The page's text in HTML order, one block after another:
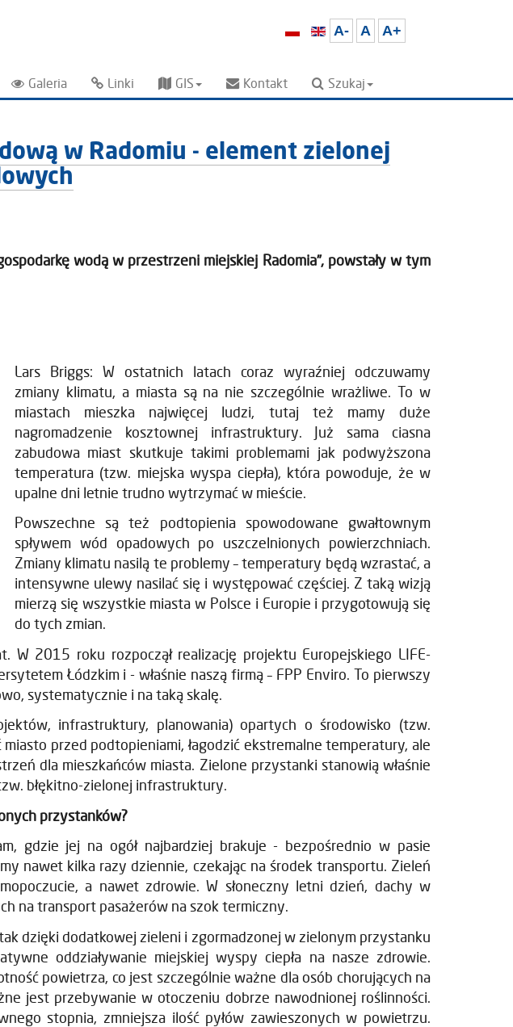
A- A A+
Galeria Linki GIS Kontakt Szukaj
w Radomiu - element zielonej
wodą w przestrzeni miejskiej Radomia”, powstały w tym
Lars Briggs: W ostatnich latach coraz wyraźniej odczuwamy
zmiany klimatu, a miasta są na nie szczególnie wrażliwe. To w
miastach mieszka najwięcej ludzi, tutaj też mamy duże
nagromadzenie kosztownej infrastruktury. Już sama ciasna
zabudowa miast skutkuje takimi problemami jak podwyższona
temperatura (tzw. miejska wyspa ciepła), która powoduje, że w
upalne dni letnie trudno wytrzymać w mieście.
Powszechne są też podtopienia spowodowane gwałtownym
spływem wód opadowych po uszczelnionych powierzchniach.
Zmiany klimatu nasilą te problemy – temperatury będą wzrastać, a
intensywne ulewy nasilać się i występować częściej. Z taką wizją
mierzą się wszystkie miasta w Polsce i Europie i przygotowują się
do tych zmian.
2015 roku rozpoczął realizację projektu Europejskiego LIFE-
Łódzkim i - właśnie naszą firmą – FPP Enviro. To pierwszy
systematycznie i na taką skalę.
infrastruktury, planowania) opartych o środowisko (tzw.
przed podtopieniami, łagodzić ekstremalne temperatury, ale
dla mieszkańców miasta. Zielone przystanki stanowią właśnie
błękitno-zielonej infrastruktury.
przystanków?
gdzie jej na ogół najbardziej brakuje - bezpośrednio w pasie
nawet kilka razy dziennie, czekając na środek transportu. Zieleń
a nawet zdrowie. W słoneczny letni dzień, dachy w
na transport pasażerów na szok termiczny.
dzięki dodatkowej zieleni i zgormadzonej w zielonym przystanku
oddziaływanie miejskiej wyspy ciepła na nasze zdrowie.
powietrza, co jest szczególnie ważne dla osób chorujących na
jest przebywanie w otoczeniu dobrze nawodnionej roślinności.
stopnia, zmniejsza ilość pyłów zawieszonych w powietrzu.